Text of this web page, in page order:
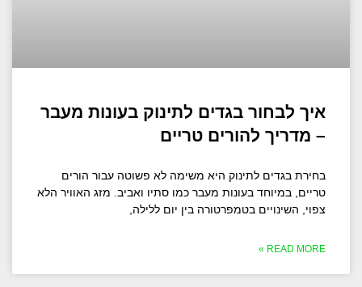
איך לבחור בגדים לתינוק בעונות מעבר
– מדריך להורים טריים
בחירת בגדים לתינוק היא משימה לא פשוטה עבור הורים
טריים, במיוחד בעונות מעבר כמו סתיו ואביב. מזג האוויר הלא
צפוי, השינויים בטמפרטורה בין יום ללילה,
READ MORE »